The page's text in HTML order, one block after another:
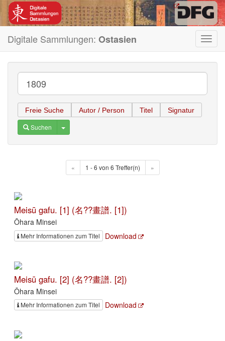
Digitale Sammlungen: Ostasien
Freie Suche Autor / Person Titel Signatur
Suchen Toggle Dropdown
« 1 - 6 von 6 Treffer(n) »
Meisū gafu. [1] (名??畫譜. [1])
Ōhara Minsei
Mehr Informationen zum Titel Download
Meisū gafu. [2] (名??畫譜. [2])
Ōhara Minsei
Mehr Informationen zum Titel Download